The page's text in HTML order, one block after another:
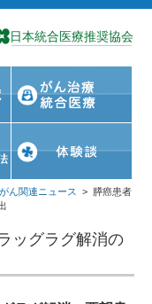
がん関連ニュース > 膵癌患者
ッグラグ解消の